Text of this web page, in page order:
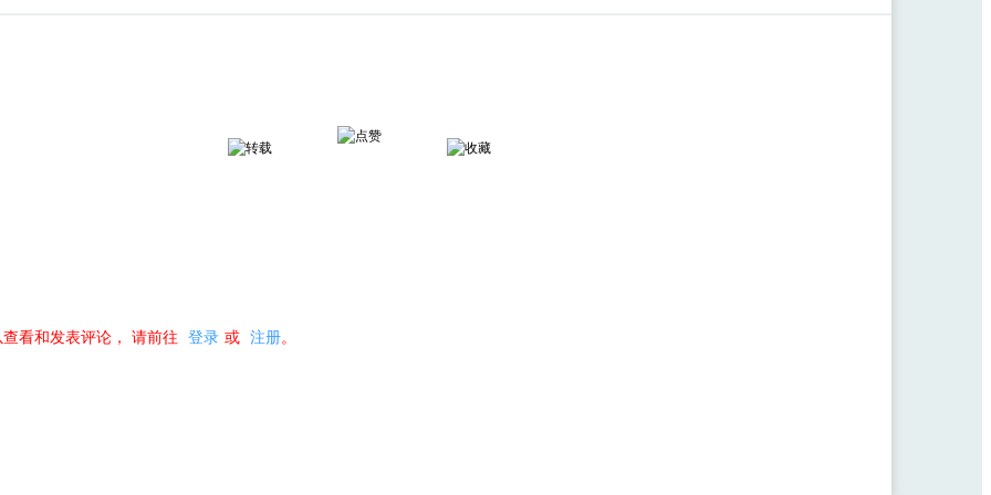
看和发表评论， 请前往 登录或 注册。